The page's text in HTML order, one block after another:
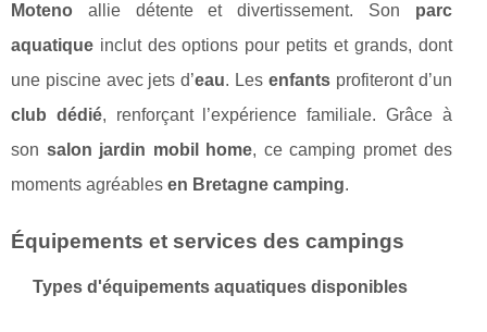
Moteno allie détente et divertissement. Son parc
aquatique inclut des options pour petits et grands, dont
une piscine avec jets d’eau. Les enfantsprofiteront d’un
club dédié, renforçant l’expérience familiale. Grâce à
son salon jardin mobil home, ce camping promet des
moments agréables en Bretagne camping.
Équipements et services des campings
Types d'équipements aquatiques disponibles